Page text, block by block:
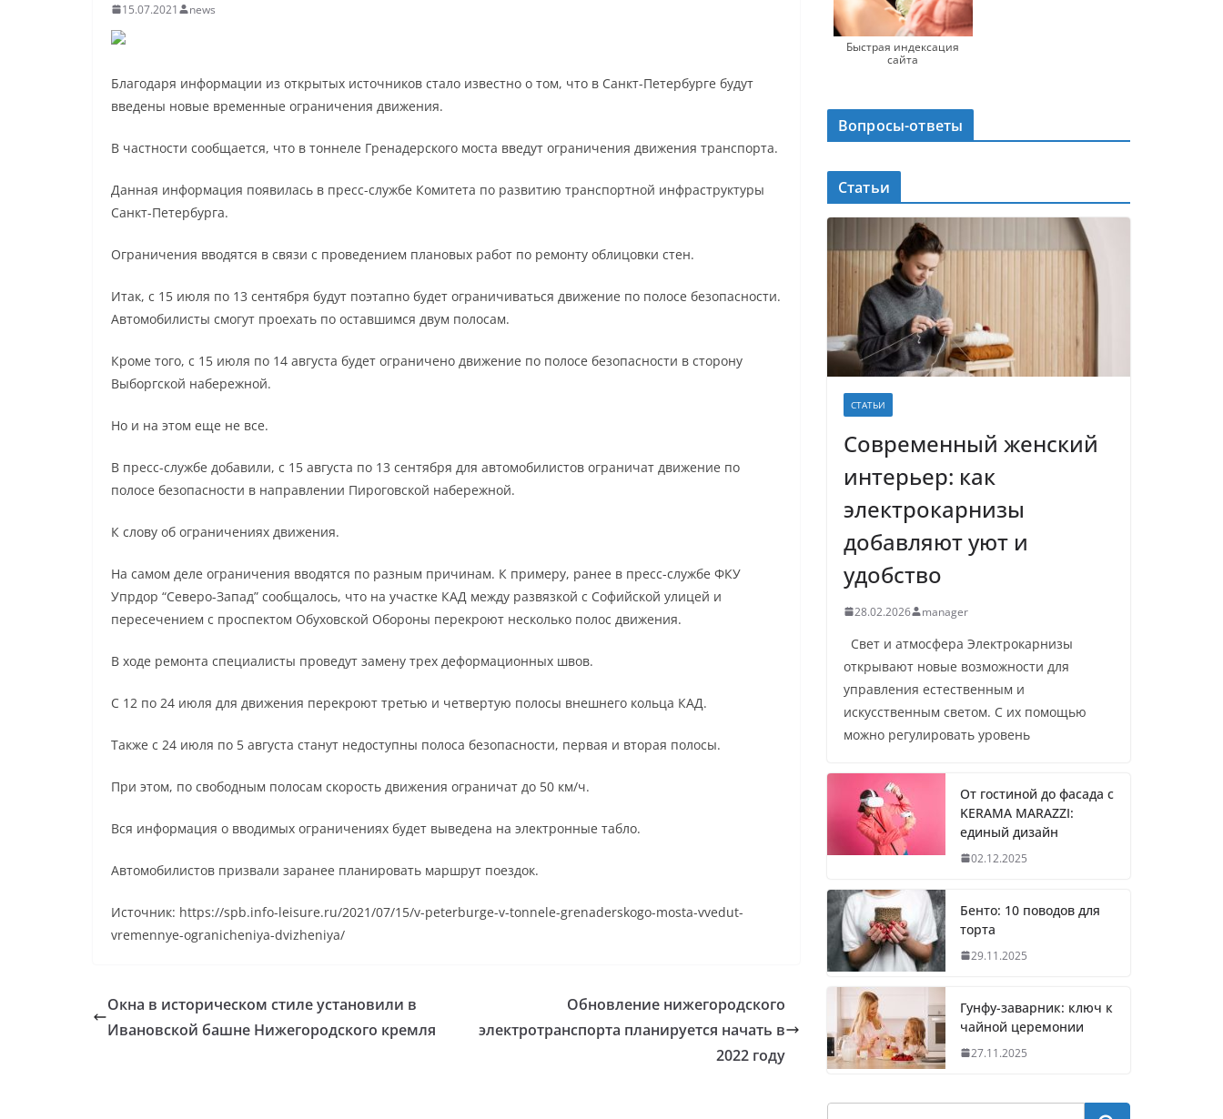
15.07.2021 news
Благодаря информации из открытых источников стало известно о том, что в Санкт-Петербурге будут
введены новые временные ограничения движения.
В частности сообщается, что в тоннеле Гренадерского моста введут ограничения движения транспорта.
Данная информация появилась в пресс-службе Комитета по развитию транспортной инфраструктуры
Санкт-Петербурга.
Ограничения вводятся в связи с проведением плановых работ по ремонту облицовки стен.
Итак, с 15 июля по 13 сентября будут поэтапно будет ограничиваться движение по полосе безопасности.
Автомобилисты смогут проехать по оставшимся двум полосам.
Кроме того, с 15 июля по 14 августа будет ограничено движение по полосе безопасности в сторону
Выборгской набережной.
Но и на этом еще не все.
В пресс-службе добавили, с 15 августа по 13 сентября для автомобилистов ограничат движение по
полосе безопасности в направлении Пироговской набережной.
К слову об ограничениях движения.
На самом деле ограничения вводятся по разным причинам. К примеру, ранее в пресс-службе ФКУ
Упрдор “Северо-Запад” сообщалось, что на участке КАД между развязкой с Софийской улицей и
пересечением с проспектом Обуховской Обороны перекроют несколько полос движения.
В ходе ремонта специалисты проведут замену трех деформационных швов.
С 12 по 24 июля для движения перекроют третью и четвертую полосы внешнего кольца КАД.
Также с 24 июля по 5 августа станут недоступны полоса безопасности, первая и вторая полосы.
При этом, по свободным полосам скорость движения ограничат до 50 км/ч.
Вся информация о вводимых ограничениях будет выведена на электронные табло.
Автомобилистов призвали заранее планировать маршрут поездок.
Источник: https://spb.info-leisure.ru/2021/07/15/v-peterburge-v-tonnele-grenaderskogo-mosta-vvedut-
vremennye-ogranicheniya-dvizheniya/
Окна в историческом стиле установили в
Ивановской башне Нижегородского кремля
Обновление нижегородского
электротранспорта планируется начать в
2022 году
Быстрая индексация
сайта
Вопросы-ответы
Статьи
СТАТЬИ
Современный женский
интерьер: как
электрокарнизы
добавляют уют и
удобство
28.02.2026 manager
Свет и атмосфера Электрокарнизы
открывают новые возможности для
управления естественным и
искусственным светом. С их помощью
можно регулировать уровень
От гостиной до фасада с
KERAMA MARAZZI:
единый дизайн
02.12.2025
Бенто: 10 поводов для
торта
29.11.2025
Гунфу-заварник: ключ к
чайной церемонии
27.11.2025